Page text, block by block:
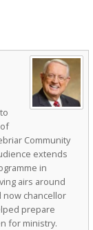
Community
extends
in
airs around
now chancellor
prepare
for ministry.